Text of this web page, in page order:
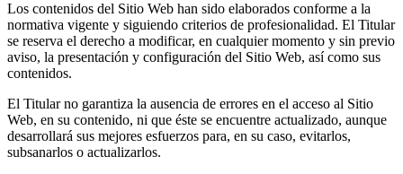
Los contenidos del Sitio Web han sido elaborados conforme a la
normativa vigente y siguiendo criterios de profesionalidad. El Titular
se reserva el derecho a modificar, en cualquier momento y sin previo
aviso, la presentación y configuración del Sitio Web, así como sus
contenidos.
El Titular no garantiza la ausencia de errores en el acceso al Sitio
Web, en su contenido, ni que éste se encuentre actualizado, aunque
desarrollará sus mejores esfuerzos para, en su caso, evitarlos,
subsanarlos o actualizarlos.